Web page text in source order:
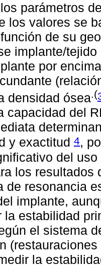
parámetros
los valores se
de su
implante/
por
densidad ósea.(
capacidad del
y exactitud 4,
del
los resultados
de resonancia
implante,
la estabilidad
el sistema
la